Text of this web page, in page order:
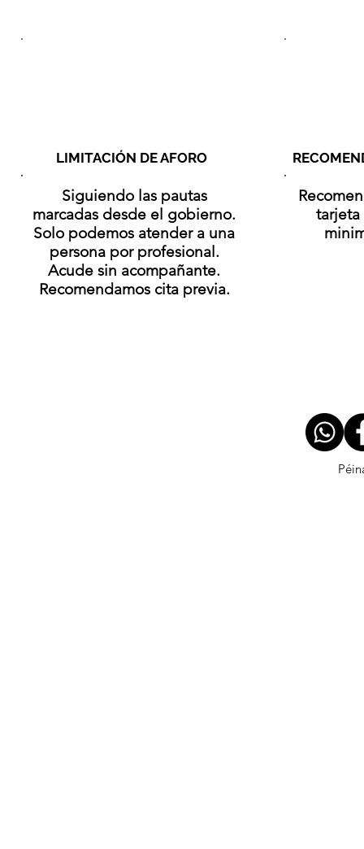
LIMITACIÓN DE AFORO
Siguiendo las pautas
marcadas desde el gobierno.
Solo podemos atender a una
persona por profesional.
Acude sin acompañante.
Recomendamos cita previa.
tarjeta